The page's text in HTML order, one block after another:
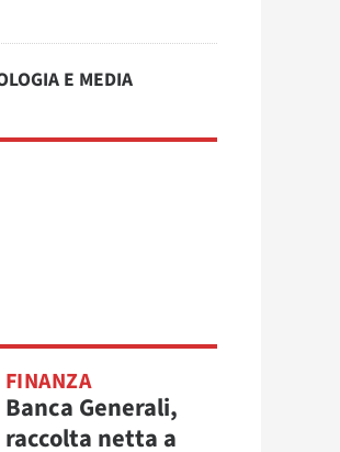
E MEDIA
FINANZA
Banca Generali,
raccolta netta a